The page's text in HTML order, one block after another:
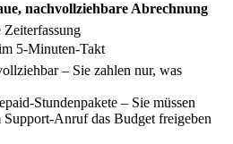
nachvollziehbare Abrechnung
Zeiterfassung
5-Minuten-Takt
– Sie zahlen nur, was
Stundenpakete – Sie müssen
Anruf das Budget freigeben